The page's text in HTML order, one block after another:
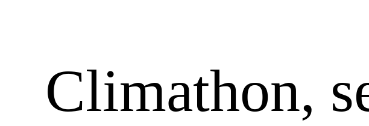
Climathon,